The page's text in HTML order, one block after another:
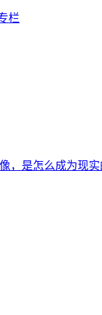
栏
，是怎么成为现